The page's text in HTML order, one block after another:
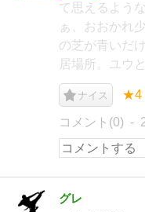
て思えるよう
ぁ、おおかれ
の芝が青いだ
居場所。ユウ
ナイス ★4
コメント(0)
グレ